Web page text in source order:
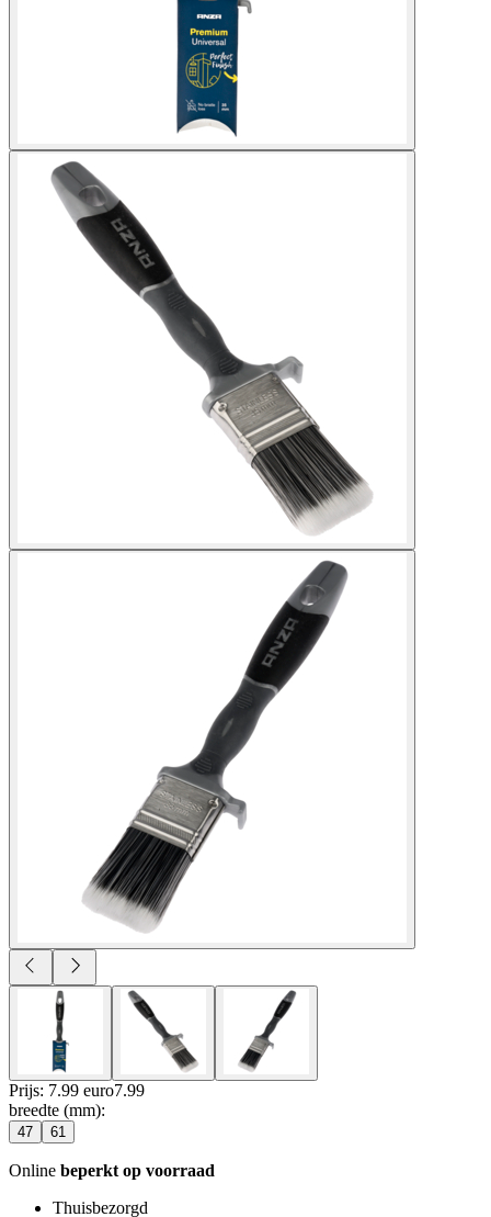
Prijs: 7.99 euro7.99
breedte (mm):
47 61
Online beperkt op voorraad
Thuisbezorgd